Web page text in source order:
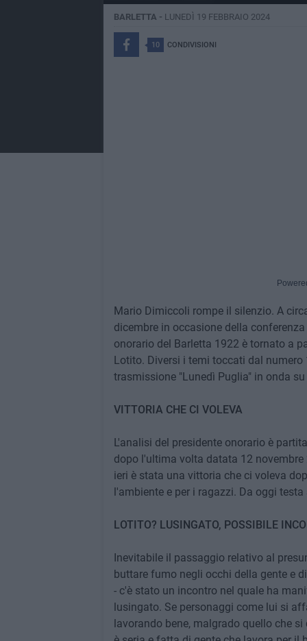
BARLETTA - LUNEDÌ 19 FEBBRAIO 2024
10 CONDIVISIONI
Mario Dimiccoli rompe il silenzio. A
dicembre in occasione della
onorario del Barletta 1922 è tornato a
Lotito. Diversi i temi toccati dal
trasmissione "Lunedì Puglia" in onda
VITTORIA CHE CI VOLEVA
L'analisi del presidente onorario è
dopo l'ultima volta datata 12
ieri è stata una vittoria che ci voleva
l'ambiente e per i ragazzi. Da oggi
LOTITO? LUSINGATO, POSSIBILE
Inevitabile il passaggio relativo al
buttare fumo negli occhi della gente e
- c'è stato un incontro nel quale ha
lusingato. Se personaggi come lui si
lavorando bene, malgrado quello che